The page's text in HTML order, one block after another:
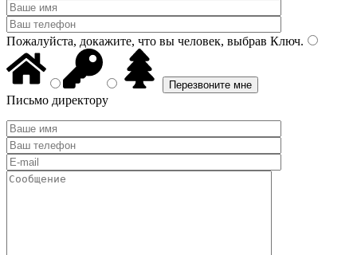
Пожалуйста, докажите, что вы человек, выбрав Ключ.
Письмо директору